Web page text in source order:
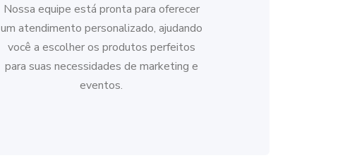
Nossa equipe está pronta para oferecer
um atendimento personalizado, ajudando
você a escolher os produtos perfeitos
para suas necessidades de marketing e
eventos.